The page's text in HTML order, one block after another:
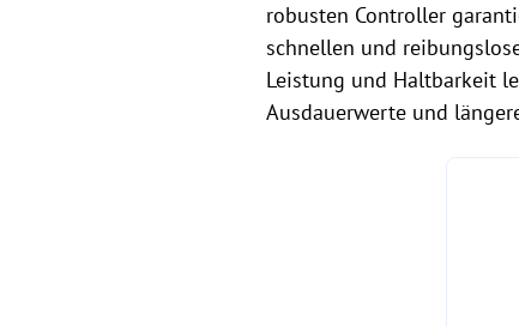
robusten Controller
schnellen und
Leistung und Haltbarkeit
Ausdauerwerte und